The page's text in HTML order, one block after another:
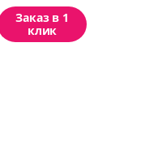
Заказ в 1
клик